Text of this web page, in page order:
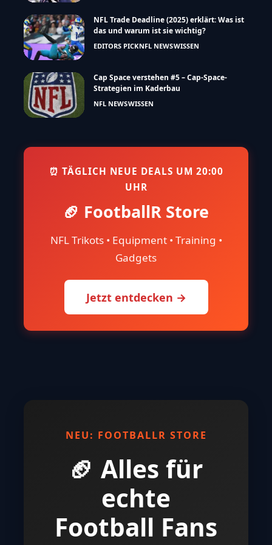
NFL Trade Deadline (2025) erklärt: Was ist
das und warum ist sie wichtig?
EDITORS PICKNFL NEWSWISSEN
Cap Space verstehen #5 – Cap-Space-
Strategien im Kaderbau
NFL NEWSWISSEN
⏰ TÄGLICH NEUE DEALS UM 20:00
UHR
🏈 FootballR Store
NFL Trikots • Equipment • Training •
Gadgets
Jetzt entdecken →
NEU: FOOTBALLR STORE
🏈 Alles für
echte
Football Fans